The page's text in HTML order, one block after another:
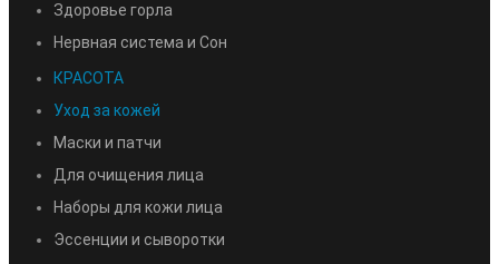
Здоровье горла
Нервная система и Сон
КРАСОТА
Уход за кожей
Маски и патчи
Для очищения лица
Наборы для кожи лица
Эссенции и сыворотки